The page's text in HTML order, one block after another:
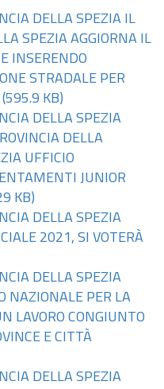
DELLA SPEZIA IL
SPEZIA AGGIORNA IL
INSERENDO
STRADALE PER
(595.9 KB)
DELLA SPEZIA
DELLA
UFFICIO
JUNIOR
KB)
DELLA SPEZIA
2021, SI VOTERÀ
DELLA SPEZIA
NAZIONALE PER LA
LAVORO CONGIUNTO
E CITTÀ
DELLA SPEZIA